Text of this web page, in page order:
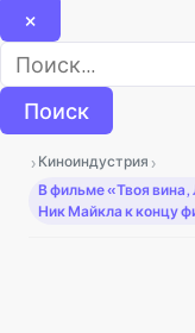
×
Найти:
› Киноиндустрия ›
В фильме «Твоя вина,
Ник Майкла к концу